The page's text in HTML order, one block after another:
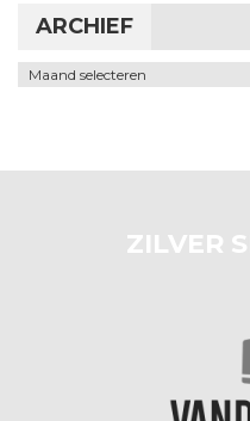
ARCHIEF
Archief
ZILVER